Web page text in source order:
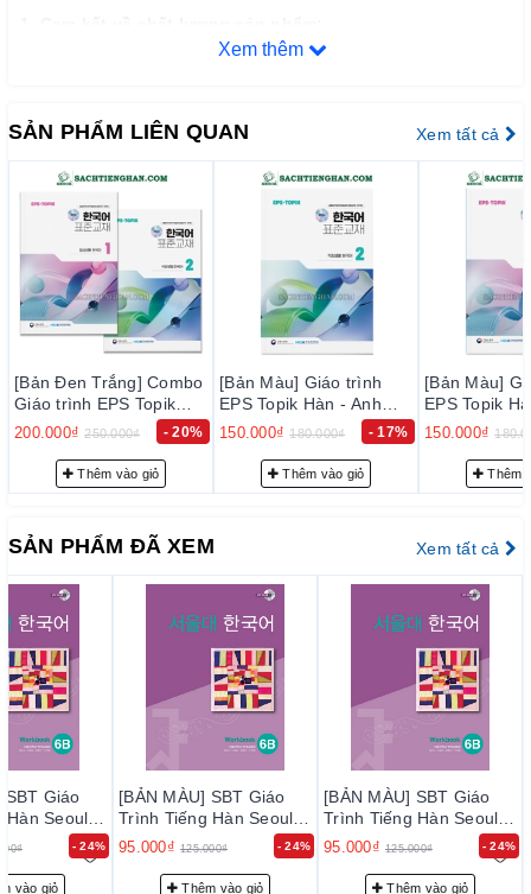
– Chúng tôi cam kết chỉ phân phối và mang đến cho quý khách
rõ ràng và đầy đủ chi tiết.
– Bảo đảm mỗi quyển sách trước khi xuất kho đều phải qua
thực hiện kiểm tra kỹ lưỡng để loại trừ sự cố có thể xảy ra
trong thời gian sớm nhất, nhằm đạt tiêu chuẩn chất lượng tốt
với độ tin cậy cao, thoả mãn nhu cầu của khách hàng.
– Luôn luôn lắng nghe, luôn luôn cải tiến để chất lượng của
sản phẩm và dịch vụ ngày càng tốt hơn.
t vềphục vụ c bán hàng:
Đội ngũ tư vấn viên của chúng tôi sẽ tư vấn thông tin trước
bán hàng cho quý khách những sự lựa chọn phù hợp nhất với
nhu cầu… nhằm giảm thiểu tối đa mức đầu tư của quý khách.
3. Cam kết vềphụ án hàng:
– Tư vấn học tiếng Hàn và hướng dẫn thi TOPIK miễn phí cho
khách hàng.
– Quý khách được hưởng chính sách CSKH thân thiết.
Xem thêm
SẢN PHẨM LIÊN QUAN Xem tất cả
[Bản Đen Trắng] Combo
Giáo trình EPS Topik
Hàn - Anh Bản Mới 2024
NEW 한국어 표준교재
1+2 (일상생활 한국어)
200.000₫ 250.000₫ - 20%
Thêm vào giỏ
[Bản Màu] Giáo trình
EPS Topik Hàn - Anh
Bản Mới 2024 Tập 2 -
EPS-Topik NEW 한국어
표준교재 2 (일상생활 한
국어)
150.000₫ 180.000₫ - 17%
Thêm vào giỏ
[Bản Màu]
EPS Topik
Bản Mới
표준교재 1 (
국어)
150.000₫
Thêm
SẢN PHẨM ĐÃ XEM Xem tất cả
- 24%
SBT Giáo
Hàn Seoul
한국어 6B
vào giỏ
- 24%
[BẢN MÀU] SBT Giáo
Trình Tiếng Hàn Seoul
6B - 서울대 한국어 6B
95.000₫ 125.000₫
Thêm vào giỏ
- 24%
[BẢN MÀU] SBT Giáo
Trình Tiếng Hàn Seoul
6B - 서울대 한국어 6B
95.000₫ 125.000₫
Thêm vào giỏ